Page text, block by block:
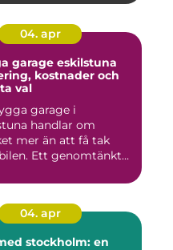
04. apr
garage eskilstuna
kostnader och
val
garage i
handlar om
mer än att få tak
Ett genomtänkt
04. apr
stockholm: en